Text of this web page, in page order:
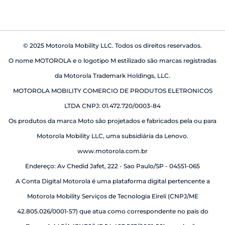
Segurança: Pagamentos por aproximação são
criptografados e muitas vezes exigem
autenticação (senha, biometria), tornando-os
mais seguros que o uso de cartões físicos em
alguns cenários.
Praticidade: Reduza a necessidade de carregar
carteira e cartões, tendo tudo no seu
smartphone.
Versatilidade: Utilize seu celular para diversas
funções, desde pagamentos até controle de
acesso.
Quais telefones Motorola têm NFC? Qual
Moto G tem NFC?
© 2025 Motorola Mobility LLC. Todos os direitos reservados.
O nome MOTOROLA e o logotipo M estilizado são marcas registradas
da Motorola Trademark Holdings, LLC.
MOTOROLA MOBILITY COMERCIO DE PRODUTOS ELETRONICOS
LTDA CNPJ: 01.472.720/0003-84
Os produtos da marca Moto são projetados e fabricados pela ou para
Motorola Mobility LLC, uma subsidiária da Lenovo.
www.motorola.com.br
Endereço: Av Chedid Jafet, 222 - Sao Paulo/SP - 04551-065
A Conta Digital Motorola é uma plataforma digital pertencente a
Motorola Mobility Serviços de Tecnologia Eireli (CNPJ/ME
42.805.026/0001-57) que atua como correspondente no país do